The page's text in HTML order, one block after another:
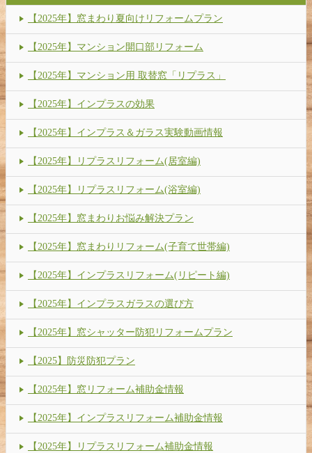
【2025年】窓まわり夏向けリフォームプラン
【2025年】マンション開口部リフォーム
【2025年】マンション用 取替窓「リプラス」
【2025年】インプラスの効果
【2025年】インプラス＆ガラス実験動画情報
【2025年】リプラスリフォーム(居室編)
【2025年】リプラスリフォーム(浴室編)
【2025年】窓まわりお悩み解決プラン
【2025年】窓まわりリフォーム(子育て世帯編)
【2025年】インプラスリフォーム(リピート編)
【2025年】インプラスガラスの選び方
【2025年】窓シャッター防犯リフォームプラン
【2025】防災防犯プラン
【2025年】窓リフォーム補助金情報
【2025年】インプラスリフォーム補助金情報
【2025年】リプラスリフォーム補助金情報